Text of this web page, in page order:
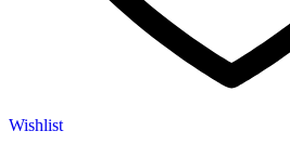
Wishlist